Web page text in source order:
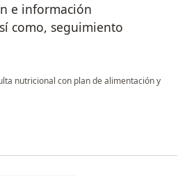
e información
como, seguimiento
nutricional con plan de alimentación y
Hernández